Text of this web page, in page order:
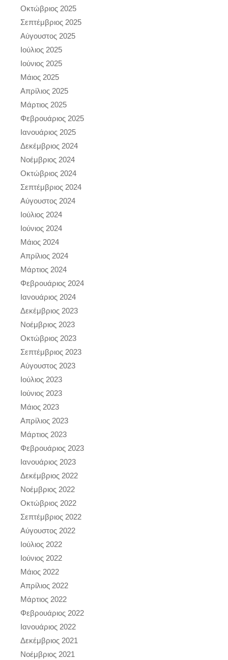
Οκτώβριος 2025
Σεπτέμβριος 2025
Αύγουστος 2025
Ιούλιος 2025
Ιούνιος 2025
Μάιος 2025
Απρίλιος 2025
Μάρτιος 2025
Φεβρουάριος 2025
Ιανουάριος 2025
Δεκέμβριος 2024
Νοέμβριος 2024
Οκτώβριος 2024
Σεπτέμβριος 2024
Αύγουστος 2024
Ιούλιος 2024
Ιούνιος 2024
Μάιος 2024
Απρίλιος 2024
Μάρτιος 2024
Φεβρουάριος 2024
Ιανουάριος 2024
Δεκέμβριος 2023
Νοέμβριος 2023
Οκτώβριος 2023
Σεπτέμβριος 2023
Αύγουστος 2023
Ιούλιος 2023
Ιούνιος 2023
Μάιος 2023
Απρίλιος 2023
Μάρτιος 2023
Φεβρουάριος 2023
Ιανουάριος 2023
Δεκέμβριος 2022
Νοέμβριος 2022
Οκτώβριος 2022
Σεπτέμβριος 2022
Αύγουστος 2022
Ιούλιος 2022
Ιούνιος 2022
Μάιος 2022
Απρίλιος 2022
Μάρτιος 2022
Φεβρουάριος 2022
Ιανουάριος 2022
Δεκέμβριος 2021
Νοέμβριος 2021